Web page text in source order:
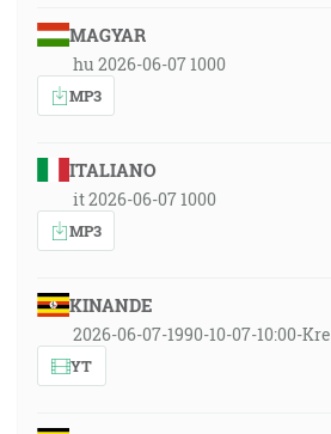
MAGYAR
hu 2026-06-07 1000
MP3
ITALIANO
it 2026-06-07 1000
MP3
KINANDE
2026-06-07-1990-10-07-10:00-
YT